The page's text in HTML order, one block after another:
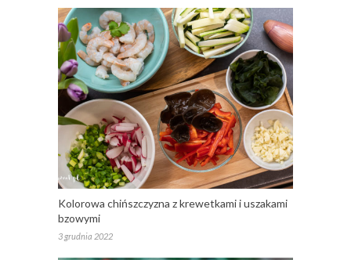
Kolorowa chińszczyzna z krewetkami i uszakami
bzowymi
3 grudnia 2022